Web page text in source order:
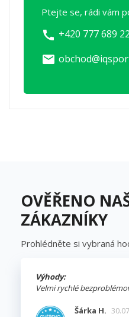
Ptejte se, rádi vám
call +420 777 689
email
OVĚŘENO
ZÁKAZNÍKY
Prohlédněte si vybraná
Výhody:
Velmi rychlé
Šárka H.